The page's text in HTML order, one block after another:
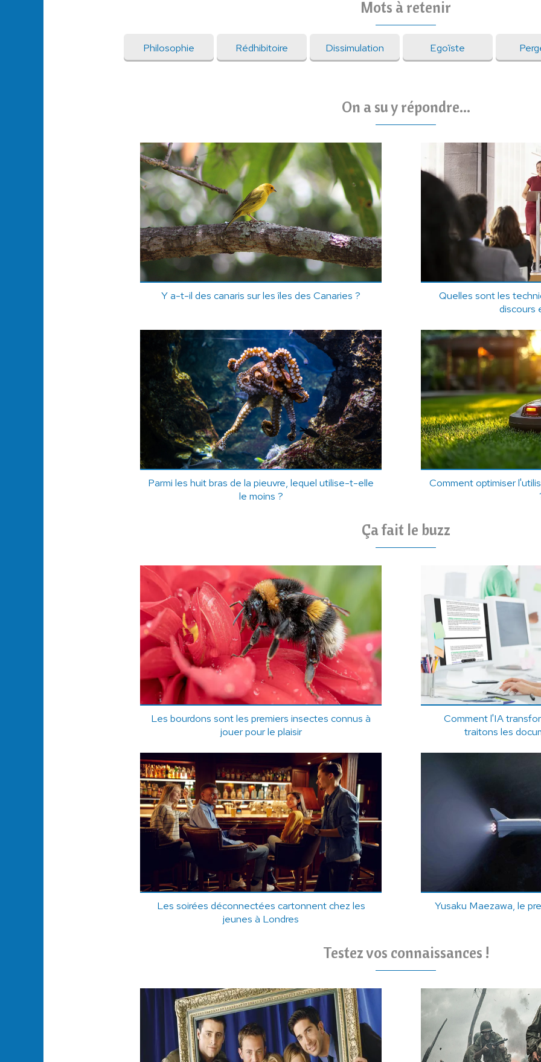
Mots à retenir
Philosophie Rédhibitoire Dissimulation Egoïste
On a su y répondre...
Y a-t-il des canaris sur les îles des Canaries ?
Quelles sont les
discours
Parmi les huit bras de la pieuvre, lequel utilise-t-elle
le moins ?
Comment optimiser
Ça fait le buzz
Les bourdons sont les premiers insectes connus à
jouer pour le plaisir
Comment l'IA
traitons les
Les soirées déconnectées cartonnent chez les
jeunes à Londres
Yusaku Maezawa, le
Testez vos connaissances !